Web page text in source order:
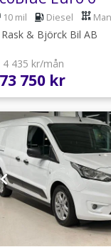
10 mil Diesel
Rask & Björck Bil AB
4 435 kr/mån
750 kr
1